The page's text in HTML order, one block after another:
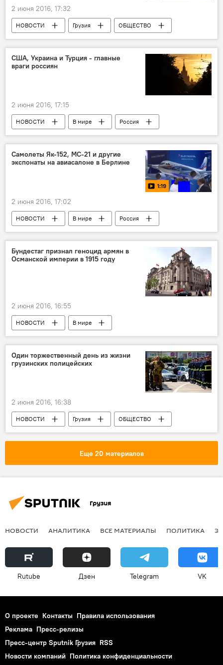
2 июня 2016, 17:32
НОВОСТИ Грузия ОБЩЕСТВО
США, Украина и Турция - главные
враги россиян
2 июня 2016, 17:15
НОВОСТИ В мире Россия
Cамолеты Як-152, МС-21 и другие
экспонаты на авиасалоне в Берлине
1:19
2 июня 2016, 17:02
НОВОСТИ В мире
Россия
Мультимедиа
Видео
Бундестаг признал геноцид армян в
Османской империи в 1915 году
2 июня 2016, 16:55
НОВОСТИ В мире
Один торжественный день из жизни
грузинских полицейских
2 июня 2016, 16:38
НОВОСТИ Грузия ОБЩЕСТВО
Еще 20 материалов
Грузия
НОВОСТИ АНАЛИТИКА ВСЕ МАТЕРИАЛЫ ПОЛИТИКА
Rutube Дзен Telegram VK
О проекте Контакты Правила использования
Реклама Пресс-релизы
Пресс-центр Sputnik Грузия RSS
Новости компаний Политика конфиденциальности